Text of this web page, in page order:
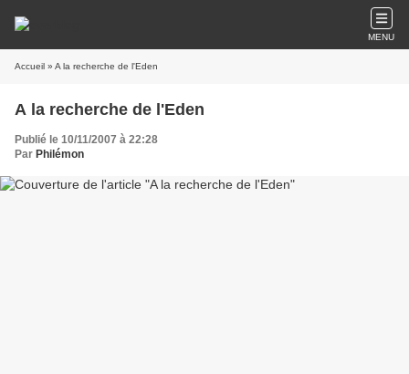
MENU
Accueil » A la recherche de l'Eden
A la recherche de l'Eden
Publié le 10/11/2007 à 22:28
Par Philémon